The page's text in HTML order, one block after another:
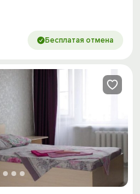
Бесплатая отмена